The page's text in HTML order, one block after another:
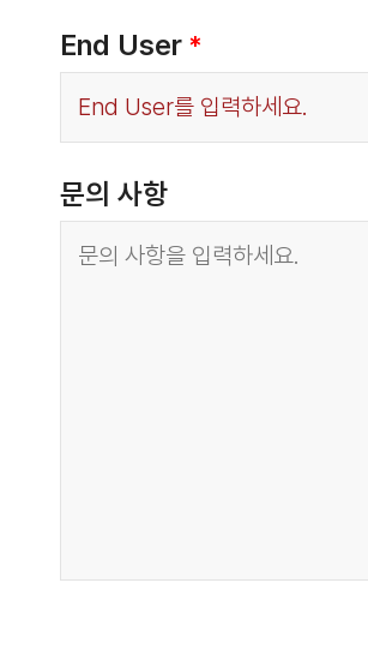
End User *
문의 사항